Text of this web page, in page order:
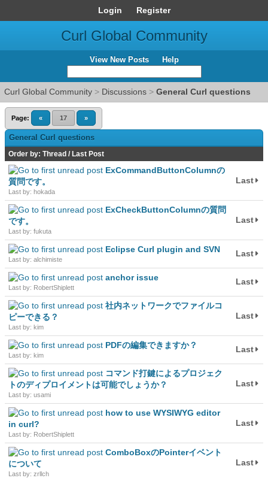
Login Register
Curl Global Community
View New Posts Help
Curl Global Community > Discussions > General Curl questions
Page: « 17 »
General Curl questions
Order by: Thread / Last Post
ExCommandButtonColumnの
質問です。
Last by: hokada
Last
ExCheckButtonColumnの質問
です。
Last by: fukuta
Last
Eclipse Curl plugin and SVN
Last by: alchimiste
Last
anchor issue
Last by: RobertShiplett
Last
社内ネットワークでファイルコ
ピーできる？
Last by: kim
Last
PDFの編集できますか？
Last by: kim
Last
コマンド打鍵によるプロジェク
トのディプロイメントは可能でしょうか？
Last by: usami
Last
how to use WYSIWYG editor
in curl?
Last by: RobertShiplett
Last
ComboBoxのPointerイベント
について
Last by: zrllch
Last